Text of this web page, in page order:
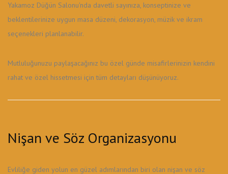
Yakamoz Düğün Salonu'nda davetli sayınıza, konseptinize ve
beklentilerinize uygun masa düzeni, dekorasyon, müzik ve ikram
seçenekleri planlanabilir.
Mutluluğunuzu paylaşacağınız bu özel günde misafirlerinizin kendini
rahat ve özel hissetmesi için tüm detayları düşünüyoruz.
Nişan ve Söz Organizasyonu
Evliliğe giden yolun en güzel adımlarından biri olan nişan ve söz